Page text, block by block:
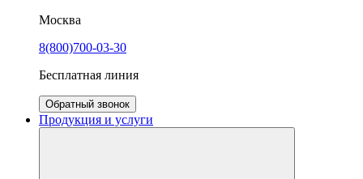
Москва
8(800)700-03-30
Бесплатная линия
Обратный звонок
Продукция и услуги